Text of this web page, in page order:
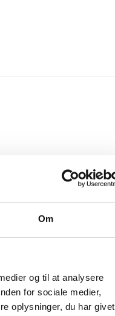
Om
og til at analysere
for sociale medier,
oplysninger, du har givet